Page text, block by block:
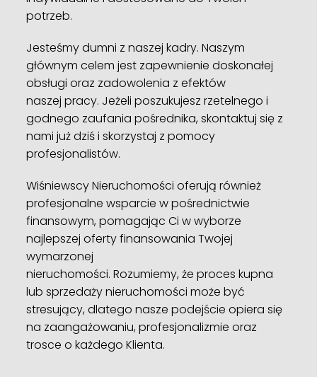
potrzeb.
Jesteśmy dumni z naszej kadry. Naszym
głównym celem jest zapewnienie doskonałej
obsługi oraz zadowolenia z efektów
naszej pracy. Jeżeli poszukujesz rzetelnego i
godnego zaufania pośrednika, skontaktuj się z
nami już dziś i skorzystaj z pomocy
profesjonalistów.
Wiśniewscy Nieruchomości oferują również
profesjonalne wsparcie w pośrednictwie
finansowym, pomagając Ci w wyborze
najlepszej oferty finansowania Twojej
wymarzonej
nieruchomości. Rozumiemy, że proces kupna
lub sprzedaży nieruchomości może być
stresujący, dlatego nasze podejście opiera się
na zaangażowaniu, profesjonalizmie oraz
trosce o każdego Klienta.